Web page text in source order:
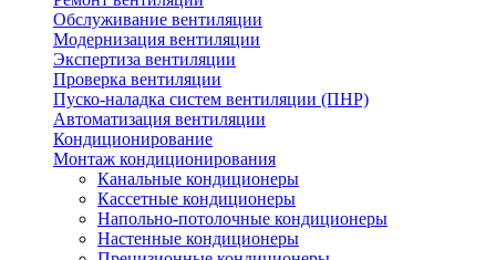
Обслуживание вентиляции
Модернизация вентиляции
Экспертиза вентиляции
Проверка вентиляции
Пуско-наладка систем вентиляции (ПНР)
Автоматизация вентиляции
Кондиционирование
Монтаж кондиционирования
Канальные кондиционеры
Кассетные кондиционеры
Напольно-потолочные кондиционеры
Настенные кондиционеры